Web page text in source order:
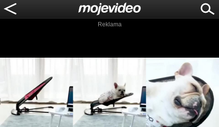
Reklama